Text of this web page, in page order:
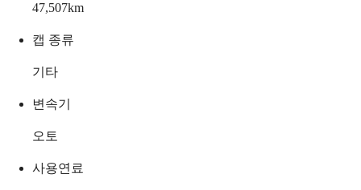
47,507km
캡 종류
기타
변속기
오토
사용연료